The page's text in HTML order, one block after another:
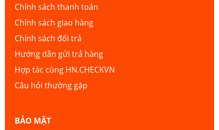
Chính sách thanh toán
Chính sách giao hàng
Chính sách đổi trả
Hướng dẫn gửi trả hàng
Hợp tác cùng HN.CHECKVN
Câu hỏi thường gặp
BẢO MẬT